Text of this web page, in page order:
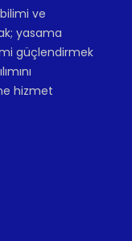
ve
yasama
güçlendirmek
hizmet